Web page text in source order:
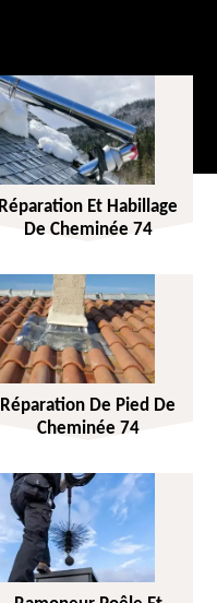
Réparation Et Habillage
De Cheminée 74
Réparation De Pied De
Cheminée 74